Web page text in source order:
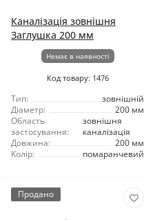
Каналізація зовнішня
Заглушка 200 мм
Немає в наявності
Код товару: 1476
Тип:
зовнішній
Діаметр:
200 мм
Область
застосування:
зовнішня
каналізація
Довжина:
200 мм
Колір:
помаранчевий
Продано